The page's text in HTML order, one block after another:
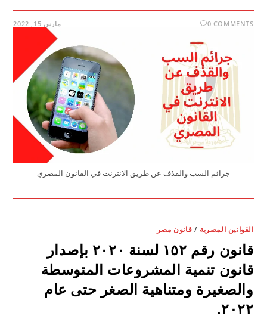
0 COMMENTS مارس 15, 2022
جرائم السب والقذف عن طريق الانترنت في القانون المصري
القوانين المصرية / قانون مصر
قانون رقم ١٥٢ لسنة ٢٠٢٠ بإصدار
قانون تنمية المشروعات المتوسطة
والصغيرة ومتناهية الصغر حتى عام
٢٠٢٢.